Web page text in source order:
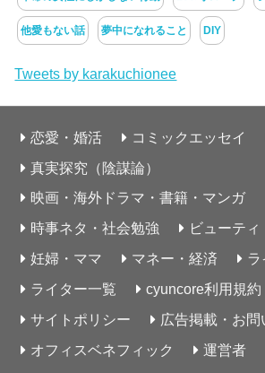
他愛もない話 夢中になれること DIY
Tweets by karakuchionee
恋愛・婚活 コミックエッセイ
真実探究（陰謀論）
映画・海外ドラマ・書籍・マンガ
時事ネタ・社会勉強
ビューティ
妊婦・ママ
マネー・経済
ラ
ライター一覧
cyuncore利用規約
サイトポリシー
広告掲載・お問
オフィスベネフィック
運営者